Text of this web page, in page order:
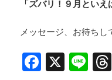
「ズバリ！９月とい
メッセージ、お待ちし
F X Li